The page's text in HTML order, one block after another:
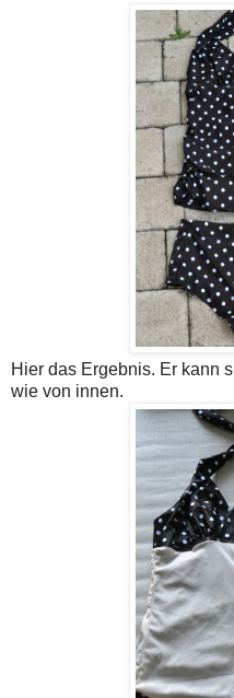
Hier das Ergebnis. Er kann
wie von innen.